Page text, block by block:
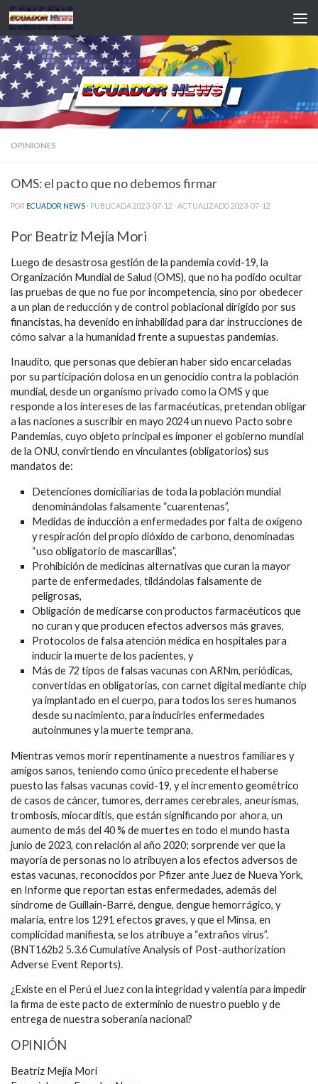
Saltar al contenido
OPINIONES
OMS: el pacto que no debemos firmar
POR ECUADOR NEWS · PUBLICADA2023-07-12 · ACTUALIZADO2023-07-12
Por Beatriz Mejía Mori
Luego de desastrosa gestión de la pandemia covid-19, la
Organización Mundial de Salud (OMS), que no ha podido ocultar
las pruebas de que no fue por incompetencia, sino por obedecer
a un plan de reducción y de control poblacional dirigido por sus
financistas, ha devenido en inhabilidad para dar instrucciones de
cómo salvar a la humanidad frente a supuestas pandemias.
Inaudito, que personas que debieran haber sido encarceladas
por su participación dolosa en un genocidio contra la población
mundial, desde un organismo privado como la OMS y que
responde a los intereses de las farmacéuticas, pretendan obligar
a las naciones a suscribir en mayo 2024 un nuevo Pacto sobre
Pandemias, cuyo objeto principal es imponer el gobierno mundial
de la ONU, convirtiendo en vinculantes (obligatorios) sus
mandatos de:
Detenciones domiciliarias de toda la población mundial
denominándolas falsamente “cuarentenas”,
Medidas de inducción a enfermedades por falta de oxígeno
y respiración del propio dióxido de carbono, denominadas
“uso obligatorio de mascarillas”,
Prohibición de medicinas alternativas que curan la mayor
parte de enfermedades, tildándolas falsamente de
peligrosas,
Obligación de medicarse con productos farmacéuticos que
no curan y que producen efectos adversos más graves,
Protocolos de falsa atención médica en hospitales para
inducir la muerte de los pacientes, y
Más de 72 tipos de falsas vacunas con ARNm, periódicas,
convertidas en obligatorias, con carnet digital mediante chip
ya implantado en el cuerpo, para todos los seres humanos
desde su nacimiento, para inducirles enfermedades
autoinmunes y la muerte temprana.
Mientras vemos morir repentinamente a nuestros familiares y
amigos sanos, teniendo como único precedente el haberse
puesto las falsas vacunas covid-19, y el incremento geométrico
de casos de cáncer, tumores, derrames cerebrales, aneurismas,
trombosis, miocarditis, que están significando por ahora, un
aumento de más del 40 % de muertes en todo el mundo hasta
junio de 2023, con relación al año 2020; sorprende ver que la
mayoría de personas no lo atribuyen a los efectos adversos de
estas vacunas, reconocidos por Pfizer ante Juez de Nueva York,
en Informe que reportan estas enfermedades, además del
síndrome de Guillain-Barré, dengue, dengue hemorrágico, y
malaria, entre los 1291 efectos graves, y que el Minsa, en
complicidad manifiesta, se los atribuye a “extraños virus”.
(BNT162b2 5.3.6 Cumulative Analysis of Post-authorization
Adverse Event Reports).
¿Existe en el Perú el Juez con la integridad y valentía para impedir
la firma de este pacto de exterminio de nuestro pueblo y de
entrega de nuestra soberanía nacional?
OPINIÓN
Beatriz Mejía Mori